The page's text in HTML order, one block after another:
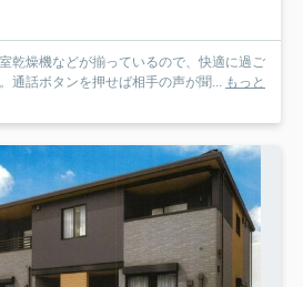
乾燥機などが揃っているので、快適に過ご
通話ボタンを押せば相手の声が聞... もっと